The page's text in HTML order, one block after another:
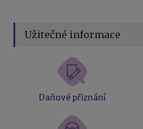
Užitečné informace
Daňové přiznání